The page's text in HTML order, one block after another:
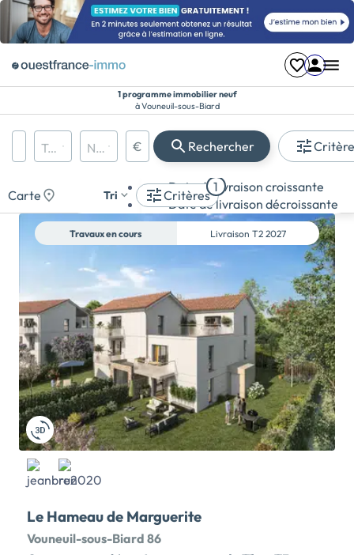
1 programme immobilier neuf
à Vouneuil-sous-Biard
Région, département, ville, CP
Maison
Types de biens Nombre de pièces Prix maximum
€ Rechercher
Carte Critères
1
Tri
Date de livraison croissante
Date de livraison décroissante
Travaux en cours Livraison T2 2027
Le Hameau de Marguerite
Vouneuil-sous-Biard 86